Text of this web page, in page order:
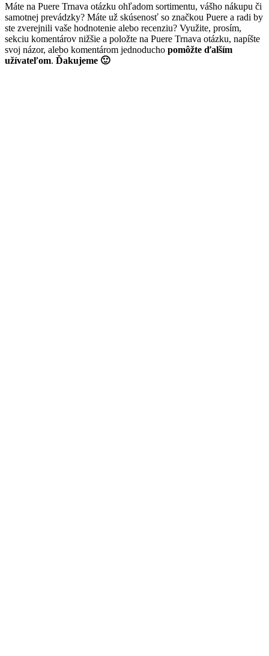
Máte na Puere Trnava otázku ohľadom sortimentu, vášho nákupu či
samotnej prevádzky? Máte už skúsenosť so značkou Puere a radi by
ste zverejnili vaše hodnotenie alebo recenziu? Využite, prosím,
sekciu komentárov nižšie a položte na Puere Trnava otázku, napíšte
svoj názor, alebo komentárom jednoducho pomôžte ďalším
užívateľom. Ďakujeme 🙂